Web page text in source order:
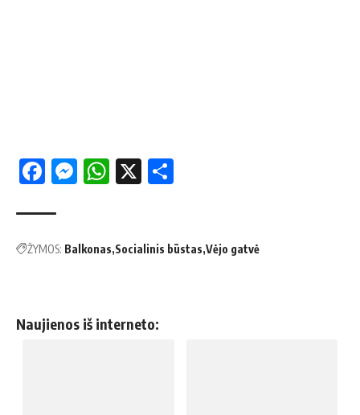
Facebook
Messenger
WhatsApp
X
ŽYMOS: Balkonas Socialinis būstas Vėjo gatvė
Naujienos iš interneto: